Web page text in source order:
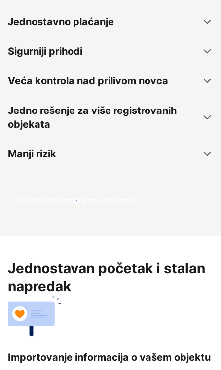
Jednostavno plaćanje
Sigurniji prihodi
Veća kontrola nad prilivom novca
Jedno rešenje za više registrovanih
objekata
Manji rizik
Počnite da zarađujete već danas
Jednostavan početak i stalan
napredak
Importovanje informacija o vašem objektu